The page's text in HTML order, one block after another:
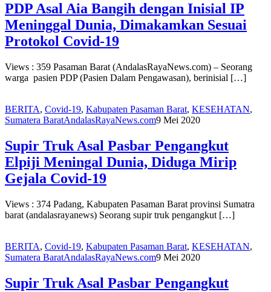
PDP Asal Aia Bangih dengan Inisial IP
Meninggal Dunia, Dimakamkan Sesuai
Protokol Covid-19
Views : 359 Pasaman Barat (AndalasRayaNews.com) – Seorang
warga pasien PDP (Pasien Dalam Pengawasan), berinisial […]
BERITA, Covid-19, Kabupaten Pasaman Barat, KESEHATAN,
Sumatera BaratAndalasRayaNews.com9 Mei 2020
Supir Truk Asal Pasbar Pengangkut
Elpiji Meningal Dunia, Diduga Mirip
Gejala Covid-19
Views : 374 Padang, Kabupaten Pasaman Barat provinsi Sumatra
barat (andalasrayanews) Seorang supir truk pengangkut […]
BERITA, Covid-19, Kabupaten Pasaman Barat, KESEHATAN,
Sumatera BaratAndalasRayaNews.com9 Mei 2020
Supir Truk Asal Pasbar Pengangkut